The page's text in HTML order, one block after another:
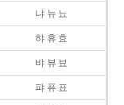
냐 뉴 뇨
햐 휴 효
뱌 뷰 뵤
퍄 퓨 표